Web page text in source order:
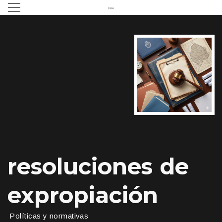
resoluciones de
expropiación
Políticas y normativas